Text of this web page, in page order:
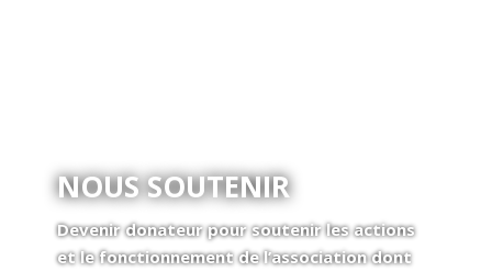
NOUS SOUTENIR
Devenir donateur pour soutenir les actions
et le fonctionnement de l’association dont